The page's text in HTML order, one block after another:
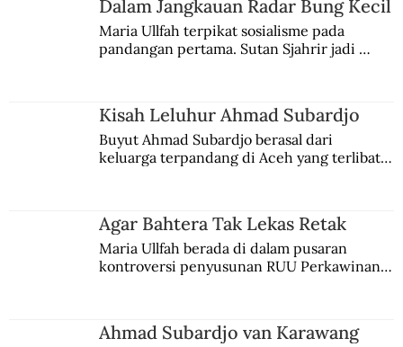
Jagoan Udara Bernama Leo Wattimena
Dalam Jangkauan Radar Bung Kecil
Maria Ullfah terpikat sosialisme pada
pandangan pertama. Sutan Sjahrir jadi
Kisah Leluhur Ahmad Subardjo
Buyut Ahmad Subardjo berasal dari
keluarga terpandang di Aceh yang terlibat
Agar Bahtera Tak Lekas Retak
Maria Ullfah berada di dalam pusaran
kontroversi penyusunan RUU Perkawinan.
Ahmad Subardjo van Karawang